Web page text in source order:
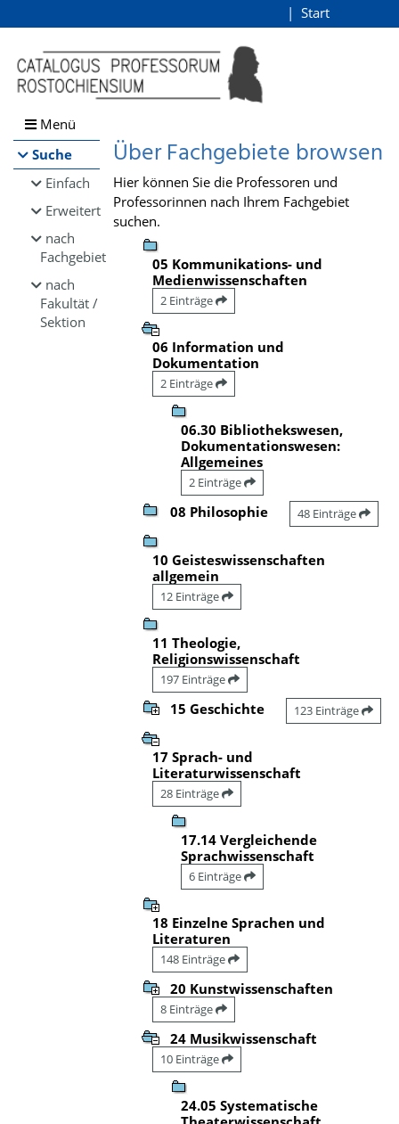
Browsen
direkt zum Inhalt
Start
Menü
Suche
Einfach
Erweitert
nach
Fachgebiet
nach
Fakultät /
Sektion
Über Fachgebiete browsen
Hier können Sie die Professoren und
Professorinnen nach Ihrem Fachgebiet
suchen.
05 Kommunikations- und
Medienwissenschaften
2 Einträge
06 Information und
Dokumentation
2 Einträge
06.30 Bibliothekswesen,
Dokumentationswesen:
Allgemeines
2 Einträge
08 Philosophie 48 Einträge
10 Geisteswissenschaften
allgemein
12 Einträge
11 Theologie,
Religionswissenschaft
197 Einträge
15 Geschichte 123 Einträge
17 Sprach- und
Literaturwissenschaft
28 Einträge
17.14 Vergleichende
Sprachwissenschaft
6 Einträge
18 Einzelne Sprachen und
Literaturen
148 Einträge
20 Kunstwissenschaften
8 Einträge
24 Musikwissenschaft
10 Einträge
24.05 Systematische